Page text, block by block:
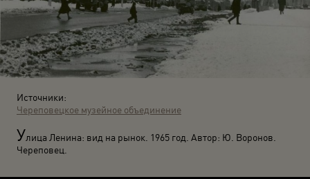
Источники:
Череповецкое музейное объединение
Улица Ленина: вид на рынок. 1965 год. Автор: Ю. Воронов.
Череповец.